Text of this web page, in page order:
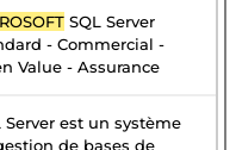
SQL Server
- Commercial -
Value - Assurance
Server est un système
de bases de